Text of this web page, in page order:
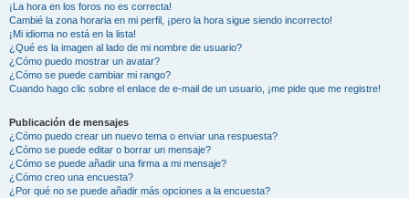
¡La hora en los foros no es correcta!
Cambié la zona horaria en mi perfil, ¡pero la hora sigue siendo incorrecto!
¡Mi idioma no está en la lista!
¿Qué es la imagen al lado de mi nombre de usuario?
¿Cómo puedo mostrar un avatar?
¿Cómo se puede cambiar mi rango?
Cuando hago clic sobre el enlace de e-mail de un usuario, ¡me pide que me registre!
Publicación de mensajes
¿Cómo puedo crear un nuevo tema o enviar una respuesta?
¿Cómo se puede editar o borrar un mensaje?
¿Cómo se puede añadir una firma a mi mensaje?
¿Cómo creo una encuesta?
¿Por qué no se puede añadir más opciones a la encuesta?